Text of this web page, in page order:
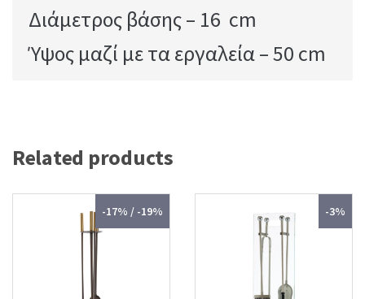
Διάμετρος βάσης – 16 cm
Ύψος μαζί με τα εργαλεία – 50 cm
Related products
-17% / -19% -3%